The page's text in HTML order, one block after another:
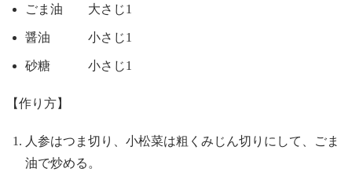
ごま油 大さじ1
醤油 小さじ1
砂糖 小さじ1
【作り方】
人参はつま切り、小松菜は粗くみじん切りにして、ごま
油で炒める。